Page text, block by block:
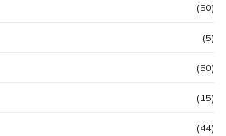
(50)
(5)
(50)
(15)
(44)